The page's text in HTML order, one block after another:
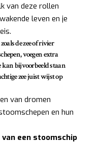
van deze rollen
leven en je
de zee of rivier
voegen extra
kan bijvoorbeeld staan
zee juist wijst op
van dromen
en hun
een stoomschip